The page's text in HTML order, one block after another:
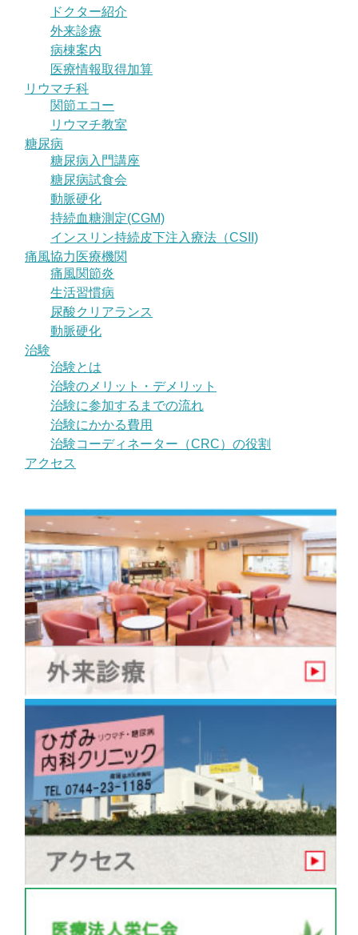
ドクター紹介
外来診療
病棟案内
医療情報取得加算
リウマチ科
関節エコー
リウマチ教室
糖尿病
糖尿病入門講座
糖尿病試食会
動脈硬化
持続血糖測定(CGM)
インスリン持続皮下注入療法（CSII)
痛風協力医療機関
痛風関節炎
生活習慣病
尿酸クリアランス
動脈硬化
治験
治験とは
治験のメリット・デメリット
治験に参加するまでの流れ
治験にかかる費用
治験コーディネーター（CRC）の役割
アクセス